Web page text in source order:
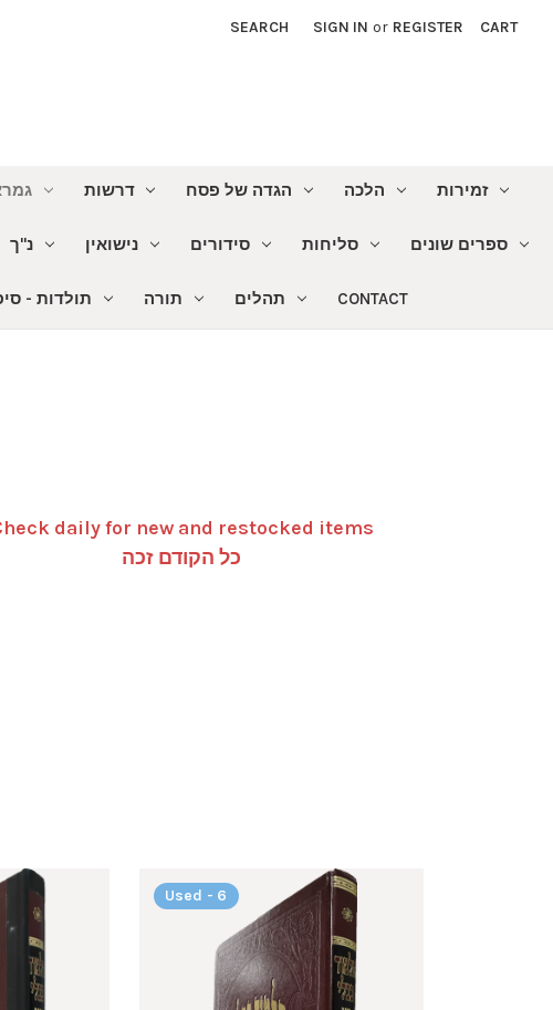
SEARCH SIGN IN or REGISTER CART
דרשות הגדה של פסח הלכה זמירות
נ"ך נישואין סידורים סליחות ספרים שונים
תולדות - תורה תהלים CONTACT
daily for new and restocked items
כל הקודם זכה
Used - 6